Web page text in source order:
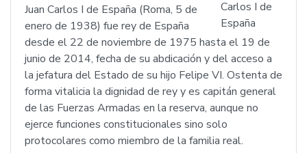
Juan Carlos I de España (Roma, 5 de
enero de 1938) fue rey de España
desde el 22 de noviembre de 1975 hasta el 19 de
junio de 2014, fecha de su abdicación y del acceso a
la jefatura del Estado de su hijo Felipe VI. Ostenta de
forma vitalicia la dignidad de rey y es capitán general
de las Fuerzas Armadas en la reserva, aunque no
ejerce funciones constitucionales sino solo
protocolares como miembro de la familia real.